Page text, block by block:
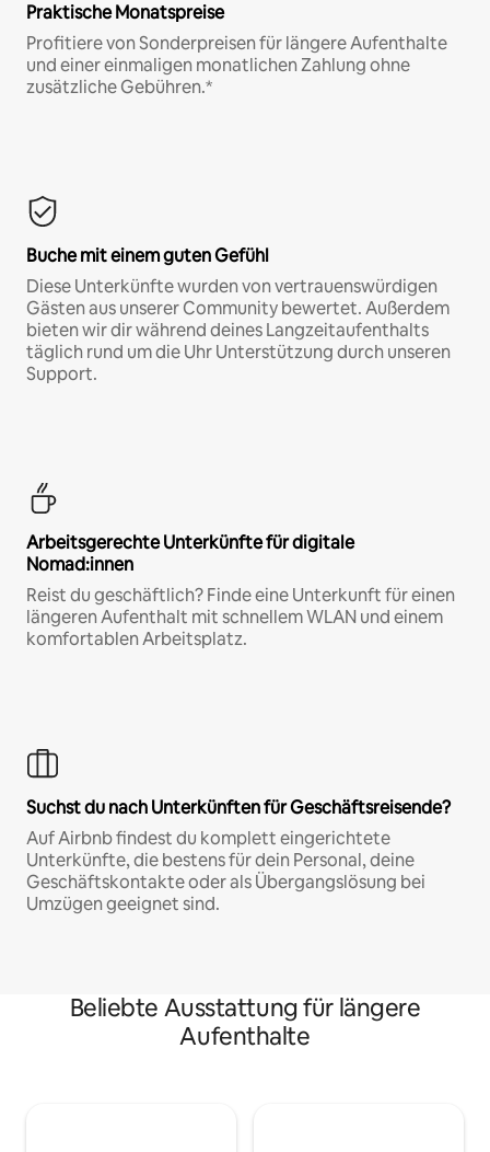
Praktische Monatspreise
Profitiere von Sonderpreisen für längere Aufenthalte
und einer einmaligen monatlichen Zahlung ohne
zusätzliche Gebühren.*
Buche mit einem guten Gefühl
Diese Unterkünfte wurden von vertrauenswürdigen
Gästen aus unserer Community bewertet. Außerdem
bieten wir dir während deines Langzeitaufenthalts
täglich rund um die Uhr Unterstützung durch unseren
Support.
Arbeitsgerechte Unterkünfte für digitale
Nomad:innen
Reist du geschäftlich? Finde eine Unterkunft für einen
längeren Aufenthalt mit schnellem WLAN und einem
komfortablen Arbeitsplatz.
Suchst du nach Unterkünften für Geschäftsreisende?
Auf Airbnb findest du komplett eingerichtete
Unterkünfte, die bestens für dein Personal, deine
Geschäftskontakte oder als Übergangslösung bei
Umzügen geeignet sind.
Beliebte Ausstattung für längere
Aufenthalte